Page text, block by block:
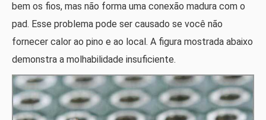
bem os fios, mas não forma uma conexão madura com o
pad. Esse problema pode ser causado se você não
fornecer calor ao pino e ao local. A figura mostrada abaixo
demonstra a molhabilidade insuficiente.